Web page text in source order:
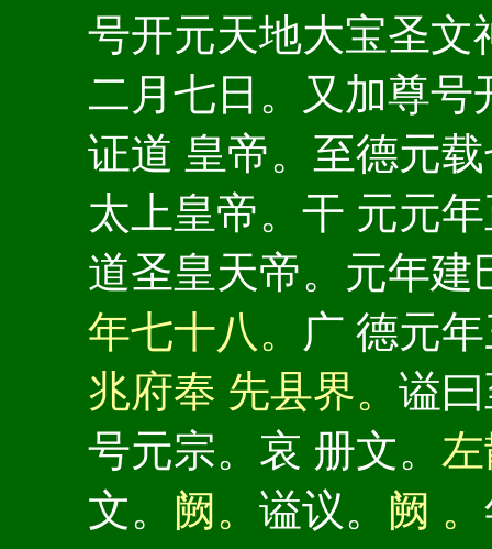
号开元天地大宝圣文
二月七日。又加尊号
证道 皇帝。至德元
太上皇帝。干 元元
道圣皇天帝。元年建
年七十八。 广 德元
兆府奉 先县界。 谥
号元宗。哀 册文。
文。 阙。 谥议。 阙 。